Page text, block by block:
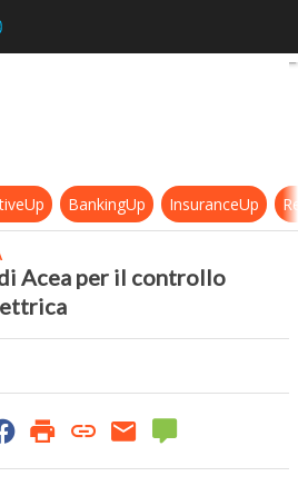
PASO, il progetto di Acea per il
BankingUp InsuranceUp
Acea per il controllo